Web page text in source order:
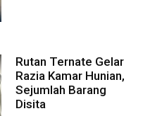
Rutan Ternate Gelar
Razia Kamar Hunian,
Sejumlah Barang
Disita